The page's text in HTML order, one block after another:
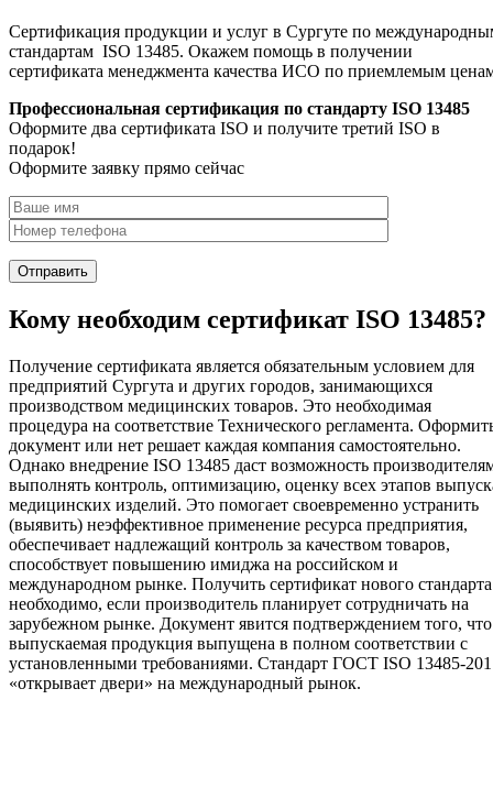
Сертификация продукции и услуг в Сургуте по
стандартам ISO 13485. Окажем помощь в получении
сертификата менеджмента качества ИСО по приемлемым
Профессиональная сертификация по стандарту ISO 13485
Оформите два сертификата ISO и получите третий ISO в
подарок!
Оформите заявку прямо сейчас
Кому необходим сертификат ISO 13485?
Получение сертификата является обязательным условием для
предприятий Сургута и других городов, занимающихся
производством медицинских товаров. Это необходимая
процедура на соответствие Технического регламента.
документ или нет решает каждая компания самостоятельно.
Однако внедрение ISO 13485 даст возможность
выполнять контроль, оптимизацию, оценку всех этапов
медицинских изделий. Это помогает своевременно устранить
(выявить) неэффективное применение ресурса предприятия,
обеспечивает надлежащий контроль за качеством товаров,
способствует повышению имиджа на российском и
международном рынке. Получить сертификат нового стандарта
необходимо, если производитель планирует сотрудничать на
зарубежном рынке. Документ явится подтверждением того, что
выпускаемая продукция выпущена в полном соответствии с
установленными требованиями. Стандарт ГОСТ ISO 13485-
«открывает двери» на международный рынок.